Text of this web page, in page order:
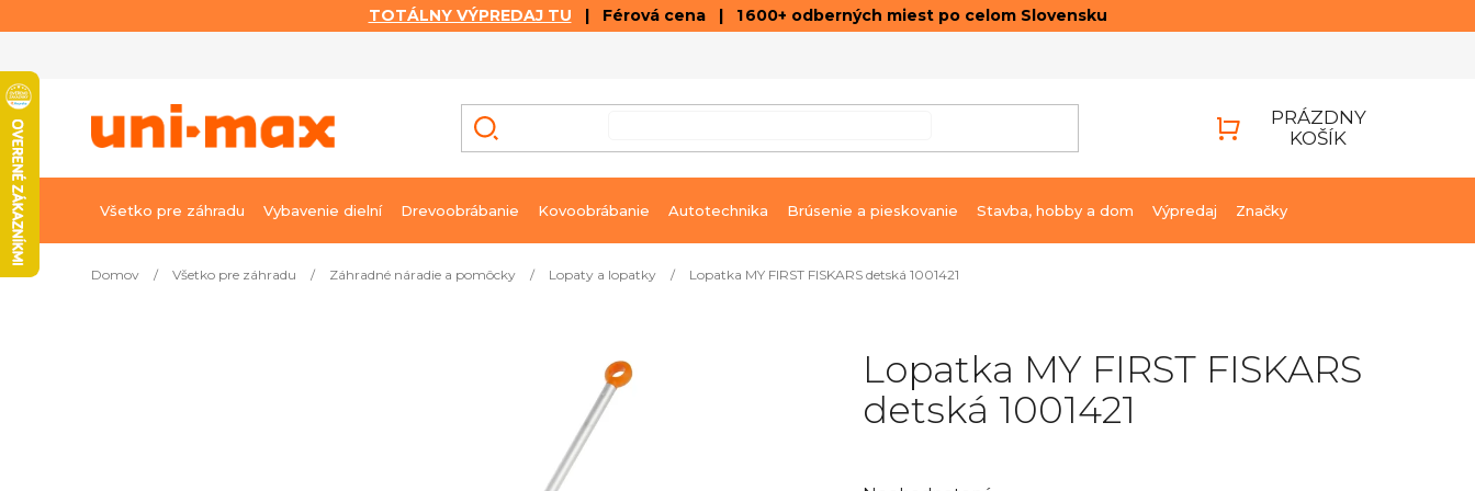
TOTÁLNY VÝPREDAJ TU | Férová cena | 1 600+ odberných miest po celom Slovensku
obsah
KOŠÍK
PRÁZDNY
KOŠÍK
Všetko pre záhradu Vybavenie dielní Drevoobrábanie Kovoobrábanie Autotechnika Brúsenie a pieskovanie Stavba, hobby a dom Výpredaj Značky
Domov / Všetko pre záhradu / Záhradné náradie a pomôcky / Lopaty a lopatky / Lopatka MY FIRST FISKARS detská 1001421
Lopatka MY FIRST FISKARS
detská 1001421